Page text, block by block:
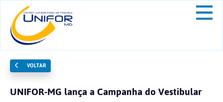
VOLTAR
UNIFOR-MG lança a Campanha do Vestibular